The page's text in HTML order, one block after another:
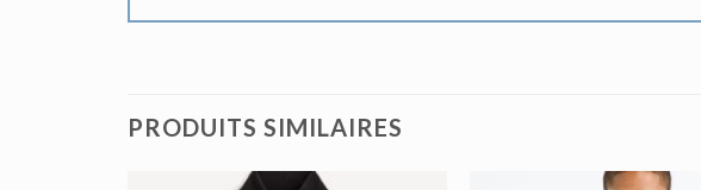
PRODUITS SIMILAIRES